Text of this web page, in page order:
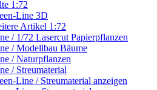
1:72
Line 3D
Artikel 1:72
/ 1/72 Lasercut Papierpflanzen
/ Modellbau Bäume
/ Naturpflanzen
/ Streumaterial
Line / Streumaterial anzeigen